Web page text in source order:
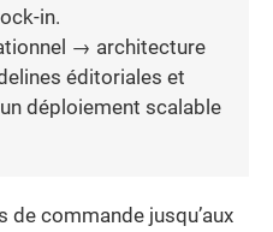
in.
→ architecture
éditoriales et
déploiement scalable
de commande jusqu’aux